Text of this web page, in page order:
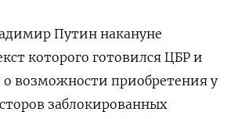
Путин накануне
которого готовился ЦБР и
о возможности приобретения у
заблокированных